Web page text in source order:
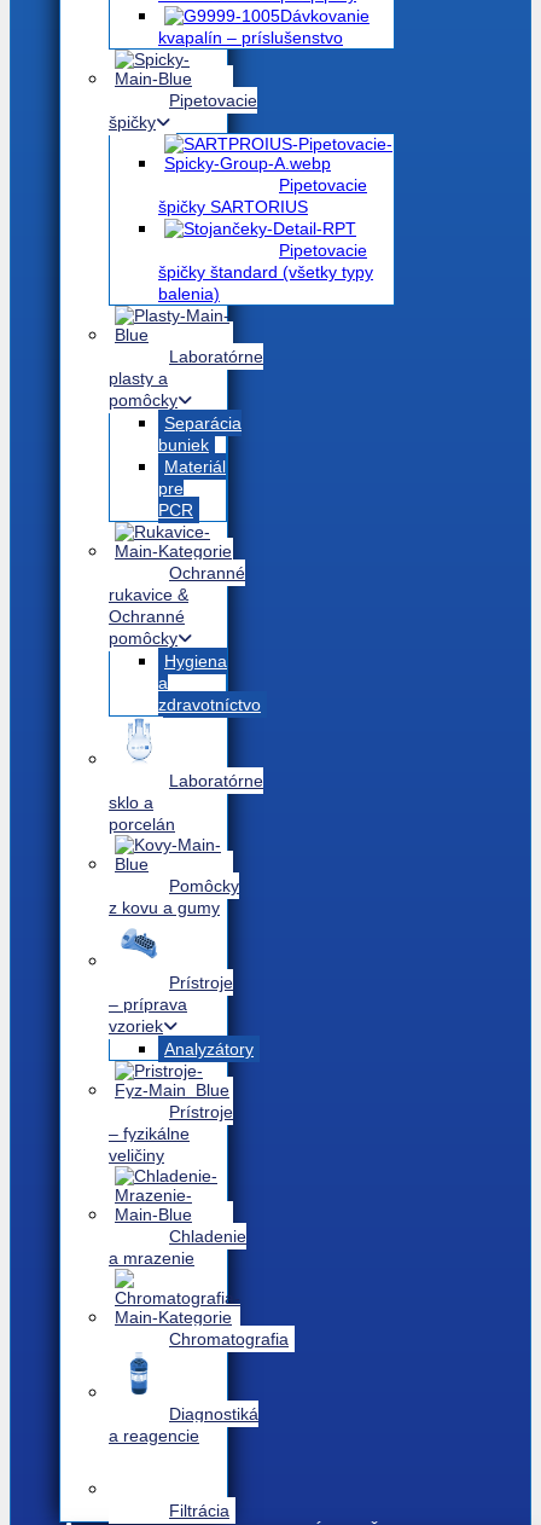
Dávkovanie
kvapalín – príslušenstvo
Pipetovacie
špičky
Pipetovacie
špičky SARTORIUS
Pipetovacie
špičky štandard (všetky typy
balenia)
Laboratórne
plasty a
pomôcky
Separácia
buniek
Materiál
pre
PCR
Ochranné
rukavice &
Ochranné
pomôcky
Hygiena
a
zdravotníctvo
Laboratórne
sklo a
porcelán
Pomôcky
z kovu a gumy
Prístroje
– príprava
vzoriek
Analyzátory
Prístroje
– fyzikálne
veličiny
Chladenie
a mrazenie
Chromatografia
Diagnostiká
a reagencie
Filtrácia